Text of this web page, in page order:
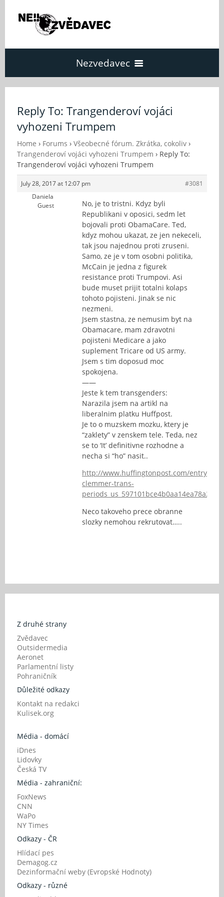
Nezvedavec
Fórum
O Nezvědavci
Reply To: Trangenderoví vojáci
vyhozeni Trumpem
Home › Forums › Všeobecné fórum. Zkrátka, cokoliv ›
Trangenderoví vojáci vyhozeni Trumpem › Reply To:
Trangenderoví vojáci vyhozeni Trumpem
July 28, 2017 at 12:07 pm
#3081
Daniela
Guest
No, je to tristni. Kdyz byli
Republikani v oposici, sedm let
bojovali proti ObamaCare. Ted,
kdyz mohou ukazat, ze jen nekeceli,
tak jsou najednou proti zruseni.
Samo, ze je v tom osobni politika,
McCain je jedna z figurek
resistance proti Trumpovi. Asi
bude muset prijit totalni kolaps
tohoto pojisteni. Jinak se nic
nezmeni.
Jsem stastna, ze nemusim byt na
Obamacare, mam zdravotni
pojisteni Medicare a jako
suplement Tricare od US army.
Jsem s tim doposud moc
spokojena.
——
Jeste k tem transgenders:
Narazila jsem na artikl na
liberalnim platku Huffpost.
Je to o muzskem mozku, ktery je
“zaklety” v zenskem tele. Teda, nez
se to ‘It’ definitivne rozhodne a
necha si “ho” nasit..
http://www.huffingtonpost.com/entry/
clemmer-trans-
periods_us_597101bce4b0aa14ea78a251
Neco takoveho prece obranne
slozky nemohou rekrutovat…..
Z druhé strany
Zvědavec
Outsidermedia
Aeronet
Parlamentní listy
Pohraničník
Důležité odkazy
Kontakt na redakci
Kulisek.org
Média - domácí
iDnes
Lidovky
Česká TV
Média - zahraniční:
FoxNews
CNN
WaPo
NY Times
Odkazy - ČR
Hlídací pes
Demagog.cz
Dezinformační weby (Evropské Hodnoty)
Odkazy - různé